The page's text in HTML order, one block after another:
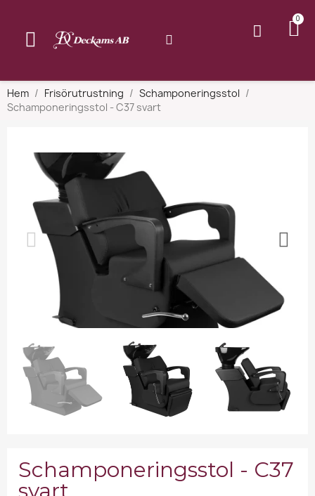
Hem Frisörutrustning
Schamponeringsstol
Schamponeringsstol - C37 svart
Schamponeringsstol - C37